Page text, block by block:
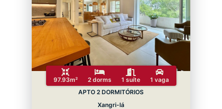
97.93m² 2 dorms 1 suíte
1 vaga
APTO 2 DORMITÓRIOS
Xangri-lá